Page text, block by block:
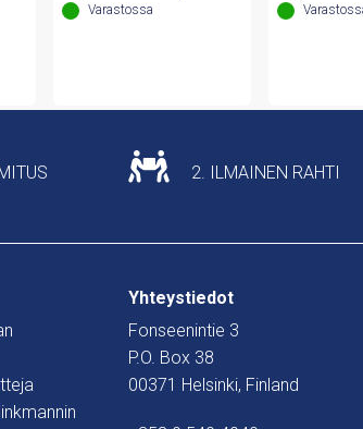
Varastossa
2. ILMAINEN RAHTI
Yhteystiedot
Fonseenintie 3
P.O. Box 38
00371 Helsinki, Finland